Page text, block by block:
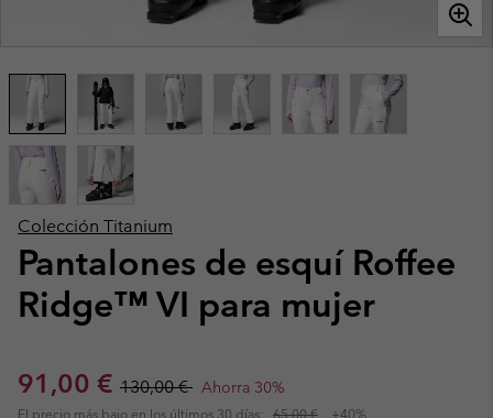
Colección Titanium
Pantalones de esquí Roffee
Ridge™ VI para mujer
Sale price:
91,00 € Regular price:
130,00 € Ahorra 30%
El precio más bajo en los últimos 30 días: 65,00 € +40%